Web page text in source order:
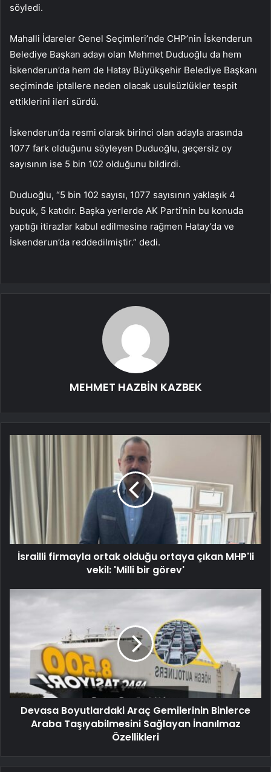
söyledi.
Mahalli İdareler Genel Seçimleri’nde CHP’nin İskenderun
Belediye Başkan adayı olan Mehmet Duduoğlu da hem
İskenderun’da hem de Hatay Büyükşehir Belediye Başkanı
seçiminde iptallere neden olacak usulsüzlükler tespit
ettiklerini ileri sürdü.
İskenderun’da resmi olarak birinci olan adayla arasında
1077 fark olduğunu söyleyen Duduoğlu, geçersiz oy
sayısının ise 5 bin 102 olduğunu bildirdi.
Duduoğlu, “5 bin 102 sayısı, 1077 sayısının yaklaşık 4
buçuk, 5 katıdır. Başka yerlerde AK Parti’nin bu konuda
yaptığı itirazlar kabul edilmesine rağmen Hatay’da ve
İskenderun’da reddedilmiştir.” dedi.
MEHMET HAZBİN KAZBEK
İsrailli firmayla ortak olduğu ortaya çıkan MHP'li
vekil: 'Milli bir görev'
Devasa Boyutlardaki Araç Gemilerinin Binlerce
Araba Taşıyabilmesini Sağlayan İnanılmaz
Özellikleri